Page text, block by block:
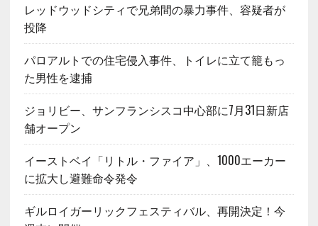
レッドウッドシティで兄弟間の暴力事件、容疑者が
投降
パロアルトでの住宅侵入事件、トイレに立て籠もっ
た男性を逮捕
ジョリビー、サンフランシスコ中心部に7月31日新店
舗オープン
イーストベイ「リトル・ファイア」、1000エーカー
に拡大し避難命令発令
ギルロイガーリックフェスティバル、再開決定！今